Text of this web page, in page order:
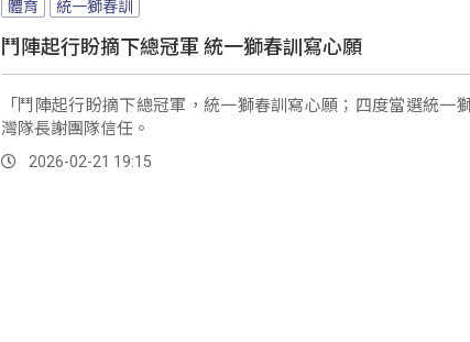
體育 統一獅春訓
鬥陣起行盼摘下總冠軍 統一獅春訓寫心願
「鬥陣起行盼摘下總冠軍，統一獅春訓寫心願；四度當選統一
灣隊長謝團隊信任。
2026-02-21 19:15